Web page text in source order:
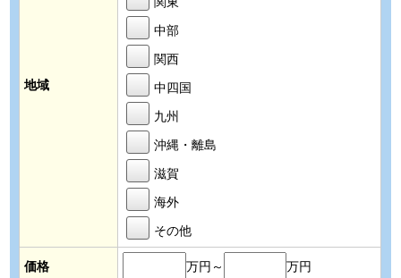
地域
中部
関西
中四国
九州
沖縄・離島
滋賀
海外
その他
価格 万円～ 万円